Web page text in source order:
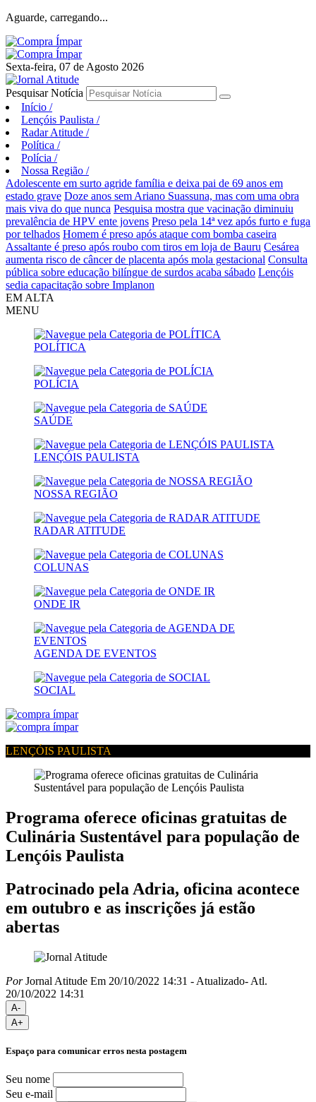
Aguarde, carregando...
Sexta-feira, 07 de Agosto 2026
Pesquisar Notícia
Início /
Lençóis Paulista /
Radar Atitude /
Política /
Polícia /
Nossa Região /
Adolescente em surto agride família e deixa pai de 69 anos em
estado grave Doze anos sem Ariano Suassuna, mas com uma obra
mais viva do que nunca Pesquisa mostra que vacinação diminuiu
prevalência de HPV ente jovens Preso pela 14ª vez após furto e fuga
por telhados Homem é preso após ataque com bomba caseira
Assaltante é preso após roubo com tiros em loja de Bauru Cesárea
aumenta risco de câncer de placenta após mola gestacional Consulta
pública sobre educação bilíngue de surdos acaba sábado Lençóis
sedia capacitação sobre Implanon
EM ALTA
MENU
POLÍTICA
POLÍCIA
SAÚDE
LENÇÓIS PAULISTA
NOSSA REGIÃO
RADAR ATITUDE
COLUNAS
ONDE IR
AGENDA DE EVENTOS
SOCIAL
LENÇÓIS PAULISTA
Programa oferece oficinas gratuitas de
Culinária Sustentável para população de
Lençóis Paulista
Patrocinado pela Adria, oficina acontece
em outubro e as inscrições já estão
abertas
PorJornal Atitude Em 20/10/2022 14:31 - Atualizado- Atl.
20/10/2022 14:31
A-
A+
Espaço para comunicar erros nesta postagem
Seu nome
Seu e-mail